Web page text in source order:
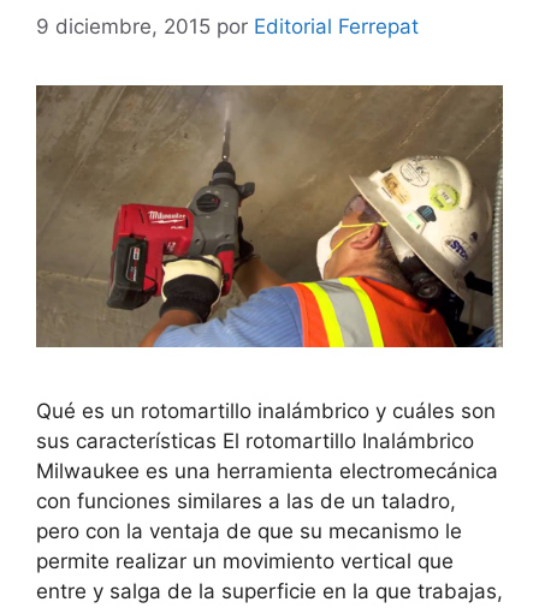
9 diciembre, 2015 por Editorial Ferrepat
Qué es un rotomartillo inalámbrico y cuáles son
sus características El rotomartillo Inalámbrico
Milwaukee es una herramienta electromecánica
con funciones similares a las de un taladro,
pero con la ventaja de que su mecanismo le
permite realizar un movimiento vertical que
entre y salga de la superficie en la que trabajas,